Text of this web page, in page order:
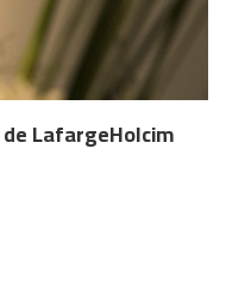
LafargeHolcim